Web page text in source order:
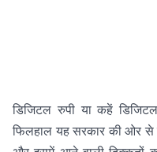
डिजिटल रुपी या कहें
फिलहाल यह सरकार की ओर से